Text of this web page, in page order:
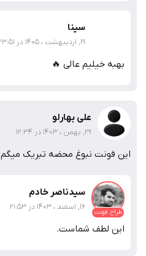
سینا
19, اردیبهشت ، 1405 در 23:51
بهبه خیلیم عالی 🔥
علی بهارلو
29, بهمن ، 1403 در 12:34
این فونت نبوغ محضه تبریک میگم
طراح فونت
سیدناصر خادم
16, اسفند ، 1403 در 21:53
این لطف شماست.